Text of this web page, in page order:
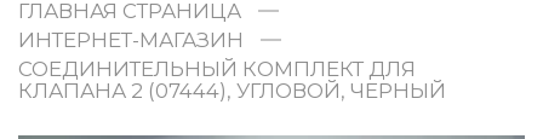
ГЛАВНАЯ СТРАНИЦА
ИНТЕРНЕТ-МАГАЗИН
СОЕДИНИТЕЛЬНЫЙ КОМПЛЕКТ ДЛЯ
КЛАПАНА 2 (07444), УГЛОВОЙ, ЧЕРНЫЙ